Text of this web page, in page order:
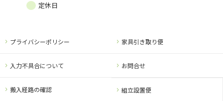
定休日
組立設置便
プライバシーポリシー 家具引き取り便
入力不具合について お問合せ
搬入経路の確認